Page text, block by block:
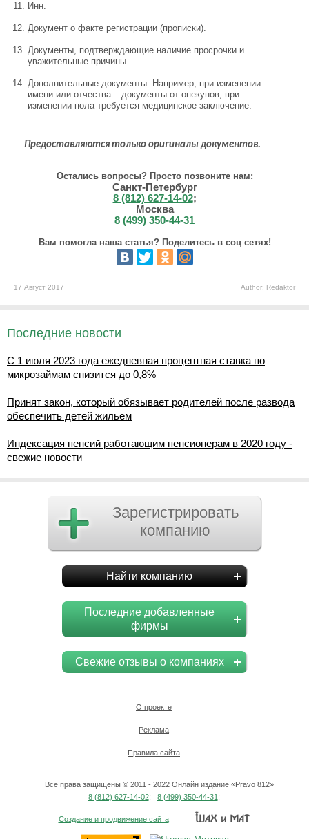
Инн.
Документ о факте регистрации (прописки).
Документы, подтверждающие наличие просрочки и
уважительные причины.
Дополнительные документы. Например, при изменении
имени или отчества – документы от опекунов, при
изменении пола требуется медицинское заключение.
Предоставляются только оригиналы документов.
Остались вопросы? Просто позвоните нам:
Санкт-Петербург
8 (812) 627-14-02;
Москва
8 (499) 350-44-31
Вам помогла наша статья? Поделитесь в соц сетях!
17 Август 2017 Author: Redaktor
Последние новости
С 1 июля 2023 года ежедневная процентная ставка по
микрозаймам снизится до 0,8%
Принят закон, который обязывает родителей после развода
обеспечить детей жильем
Индексация пенсий работающим пенсионерам в 2020 году -
свежие новости
Зарегистрировать
компанию
Найти компанию
Последние добавленные
фирмы
Свежие отзывы о компаниях
О проекте
Реклама
Правила сайта
Все права защищены © 2011 - 2022 Онлайн издание «Pravo 812»
8 (812) 627-14-02; 8 (499) 350-44-31 ;
Создание и продвижение сайта